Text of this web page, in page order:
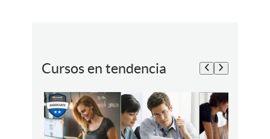
Cursos en tendencia